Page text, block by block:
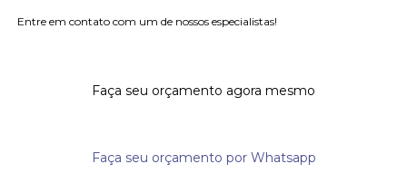
Entre em contato com um de nossos especialistas!
Faça seu orçamento agora mesmo
Faça seu orçamento por Whatsapp